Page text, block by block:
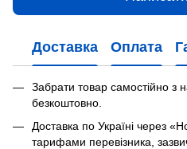
Доставка Оплата
Забрати товар самостійно з
безкоштовно.
Доставка по Україні через
тарифами перевізника,